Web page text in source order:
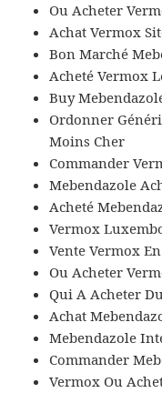
Ou Acheter
Achat Vermox
Bon Marché
Acheté Vermox
Buy
Ordonner
Moins Cher
Commander
Mebendazole
Acheté
Vermox
Vente Vermox
Ou Acheter
Qui A Acheter
Achat
Mebendazole
Commander
Vermox Ou